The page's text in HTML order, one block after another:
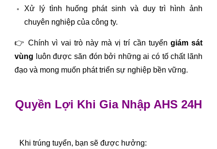
Xử lý tình huống phát sinh và duy trì hình ảnh
chuyên nghiệp của công ty.
👉 Chính vì vai trò này mà vị trí cần tuyển giám sát
vùng luôn được săn đón bởi những ai có tố chất lãnh
đạo và mong muốn phát triển sự nghiệp bền vững.
Quyền Lợi Khi Gia Nhập AHS 24H
Khi trúng tuyển, bạn sẽ được hưởng: